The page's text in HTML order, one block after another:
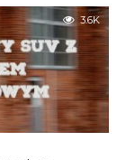
3.6K